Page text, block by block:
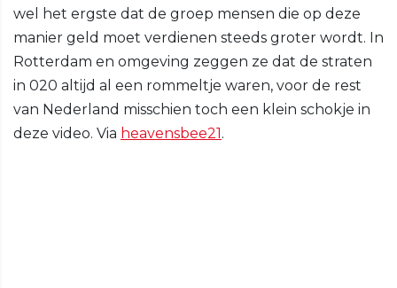
wel het ergste dat de groep mensen die op deze
manier geld moet verdienen steeds groter wordt. In
Rotterdam en omgeving zeggen ze dat de straten
in 020 altijd al een rommeltje waren, voor de rest
van Nederland misschien toch een klein schokje in
deze video. Via heavensbee21.